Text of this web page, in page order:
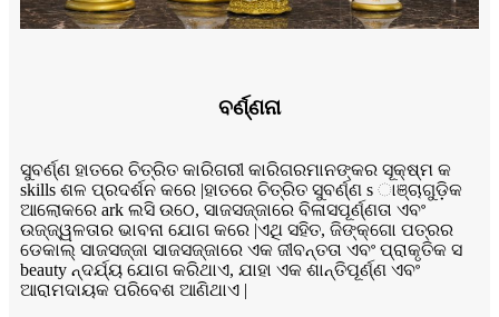
ବର୍ଣ୍ଣନା
ସୁବର୍ଣ୍ଣ ହାତରେ ଚିତ୍ରିତ କାରିଗରୀ କାରିଗରମାନଙ୍କର ସୂକ୍ଷ୍ମ କ
skills ଶଳ ପ୍ରଦର୍ଶନ କରେ |ହାତରେ ଚିତ୍ରିତ ସୁବର୍ଣ୍ଣ s ାଞ୍ଚାଗୁଡ଼ିକ
ଆଲୋକରେ ark ଲସି ଉଠେ, ସାଜସଜ୍ଜାରେ ବିଳାସପୂର୍ଣ୍ଣତା ଏବଂ
ଉଜ୍ଜ୍ୱଳତାର ଭାବନା ଯୋଗ କରେ |ଏଥି ସହିତ, ଜିଙ୍କ୍ଗୋ ପତ୍ରର
ଡେକାଲ୍ ସାଜସଜ୍ଜା ସାଜସଜ୍ଜାରେ ଏକ ଜୀବନ୍ତତା ଏବଂ ପ୍ରାକୃତିକ ସ
beauty ନ୍ଦର୍ଯ୍ୟ ଯୋଗ କରିଥାଏ, ଯାହା ଏକ ଶାନ୍ତିପୂର୍ଣ୍ଣ ଏବଂ
ଆରାମଦାୟକ ପରିବେଶ ଆଣିଥାଏ |